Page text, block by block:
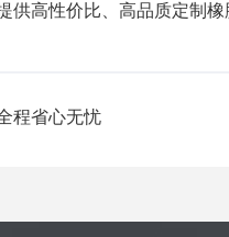
高性价比、高品质定制
程省心无忧